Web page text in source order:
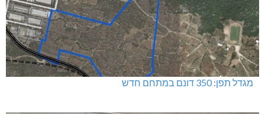
מגדל תפן: 350 דונם במתחם חדש